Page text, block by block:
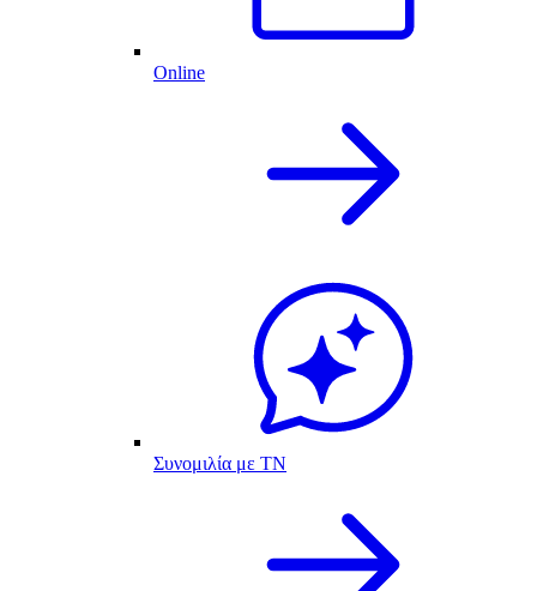
Online
Συνομιλία με ΤΝ